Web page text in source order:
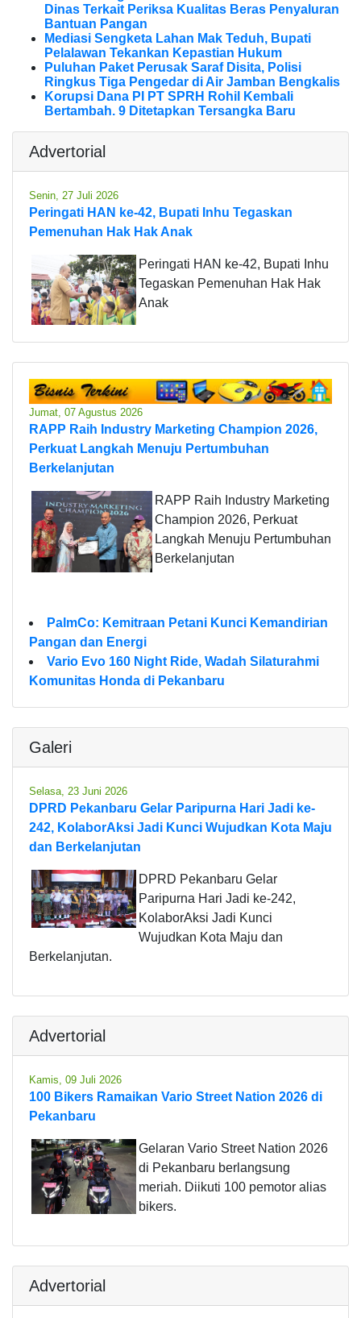
Dinas Terkait Periksa Kualitas Beras Penyaluran
Bantuan Pangan
Mediasi Sengketa Lahan Mak Teduh, Bupati
Pelalawan Tekankan Kepastian Hukum
Puluhan Paket Perusak Saraf Disita, Polisi
Ringkus Tiga Pengedar di Air Jamban Bengkalis
Korupsi Dana PI PT SPRH Rohil Kembali
Bertambah. 9 Ditetapkan Tersangka Baru
Advertorial
Senin, 27 Juli 2026
Peringati HAN ke-42, Bupati Inhu Tegaskan
Pemenuhan Hak Hak Anak
Peringati HAN ke-42, Bupati Inhu
Tegaskan Pemenuhan Hak Hak
Anak
Jumat, 07 Agustus 2026
RAPP Raih Industry Marketing Champion 2026,
Perkuat Langkah Menuju Pertumbuhan
Berkelanjutan
RAPP Raih Industry Marketing
Champion 2026, Perkuat
Langkah Menuju Pertumbuhan
Berkelanjutan
PalmCo: Kemitraan Petani Kunci Kemandirian
Pangan dan Energi
Vario Evo 160 Night Ride, Wadah Silaturahmi
Komunitas Honda di Pekanbaru
Galeri
Selasa, 23 Juni 2026
DPRD Pekanbaru Gelar Paripurna Hari Jadi ke-
242, KolaborAksi Jadi Kunci Wujudkan Kota Maju
dan Berkelanjutan
DPRD Pekanbaru Gelar
Paripurna Hari Jadi ke-242,
KolaborAksi Jadi Kunci
Wujudkan Kota Maju dan
Berkelanjutan.
Advertorial
Kamis, 09 Juli 2026
100 Bikers Ramaikan Vario Street Nation 2026 di
Pekanbaru
Gelaran Vario Street Nation 2026
di Pekanbaru berlangsung
meriah. Diikuti 100 pemotor alias
bikers.
Advertorial